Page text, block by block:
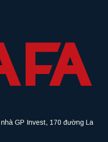
GP Invest, 170 đường La